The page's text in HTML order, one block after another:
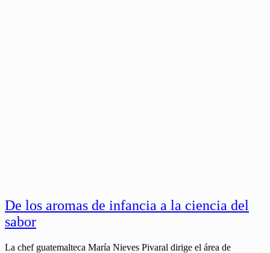
De los aromas de infancia a la ciencia del
sabor
La chef guatemalteca María Nieves Pivaral dirige el área de